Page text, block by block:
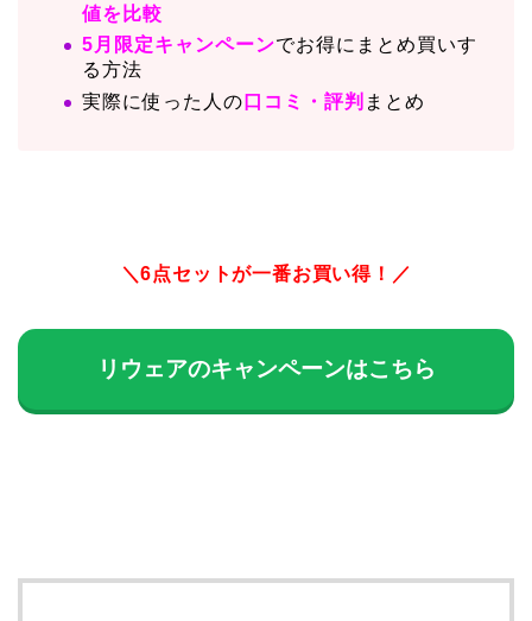
値を比較
5月限定キャンペーンでお得にまとめ買いす
る方法
実際に使った人の 口コミ・評判 まとめ
＼6点セットが一番お買い得！／
リウェアのキャンペーンはこちら